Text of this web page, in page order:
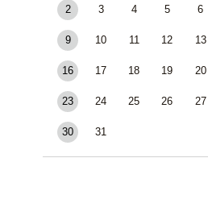
2 3 4 5 6
9 10 11 12 13
16 17 18 19 20
23 24 25 26 27
30 31